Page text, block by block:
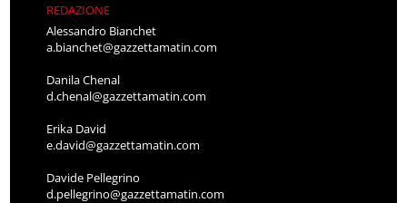
REDAZIONE
Alessandro Bianchet
a.bianchet@gazzettamatin.com
Danila Chenal
d.chenal@gazzettamatin.com
Erika David
e.david@gazzettamatin.com
Davide Pellegrino
d.pellegrino@gazzettamatin.com